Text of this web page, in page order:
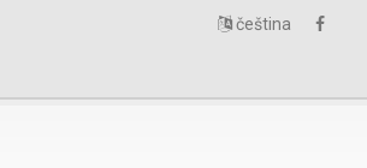
čeština